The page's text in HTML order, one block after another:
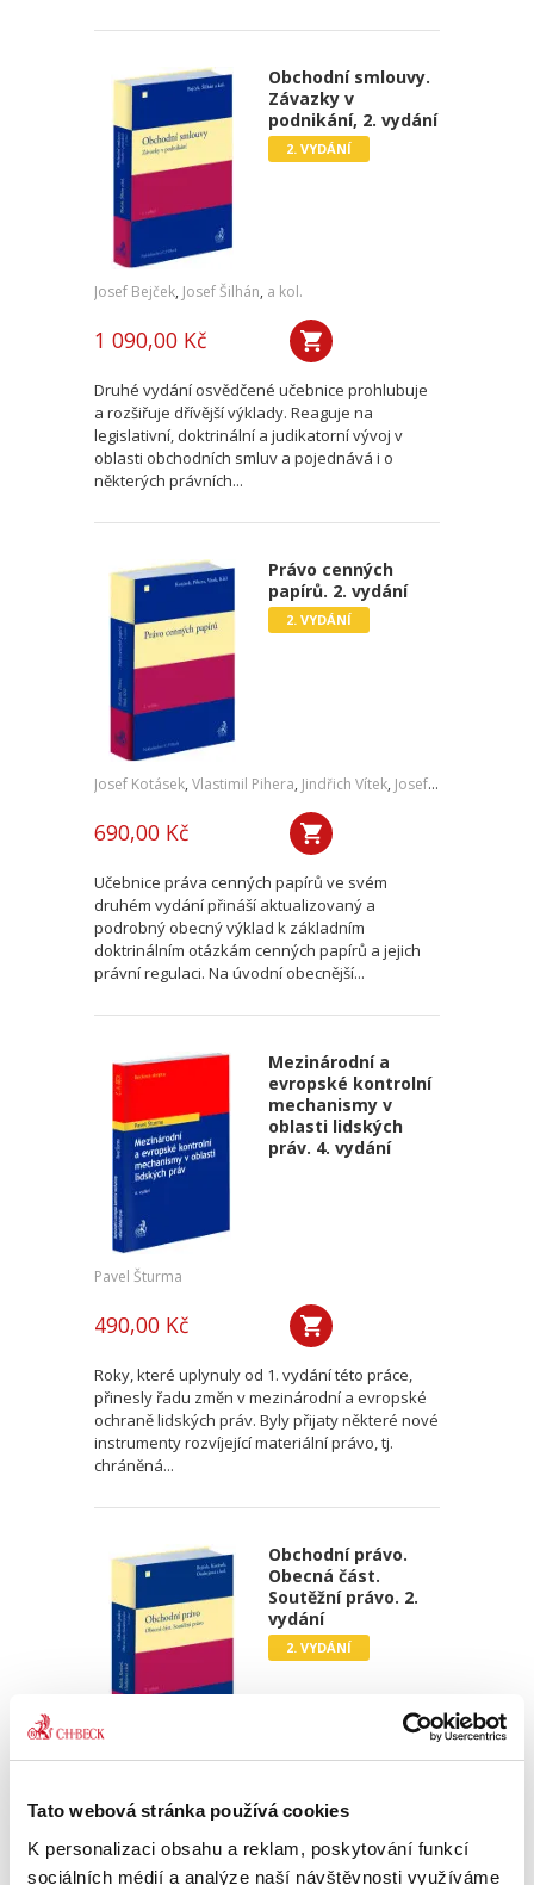
Tato webová stránka používá cookies
K personalizaci obsahu a reklam, poskytování funkcí
sociálních médií a analýze naší návštěvnosti využíváme
Obchodní smlouvy.
Závazky v
podnikání, 2. vydání
2. VYDÁNÍ
Josef Bejček, Josef Šilhán, a kol.
1 090,00 Kč
Druhé vydání osvědčené učebnice prohlubuje
a rozšiřuje dřívější výklady. Reaguje na
legislativní, doktrinální a judikatorní vývoj v
oblasti obchodních smluv a pojednává i o
některých právních...
Právo cenných
papírů. 2. vydání
2. VYDÁNÍ
Josef Kotásek, Vlastimil Pihera, Jindřich Vítek, Josef Kříž
690,00 Kč
Učebnice práva cenných papírů ve svém
druhém vydání přináší aktualizovaný a
podrobný obecný výklad k základním
doktrinálním otázkám cenných papírů a jejich
právní regulaci. Na úvodní obecnější...
Mezinárodní a
evropské kontrolní
mechanismy v
oblasti lidských
práv. 4. vydání
Pavel Šturma
490,00 Kč
Roky, které uplynuly od 1. vydání této práce,
přinesly řadu změn v mezinárodní a evropské
ochraně lidských práv. Byly přijaty některé nové
instrumenty rozvíjející materiální právo, tj.
chráněná...
Obchodní právo.
Obecná část.
Soutěžní právo. 2.
vydání
2. VYDÁNÍ
990,00 Kč
Druhé vydání učebnice „Obchodní právo.